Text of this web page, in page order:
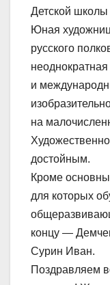
Детской
Юная
русского
и
на
достойным.
Кроме
для которых
концу —
Сурин Иван.
Поздравляем